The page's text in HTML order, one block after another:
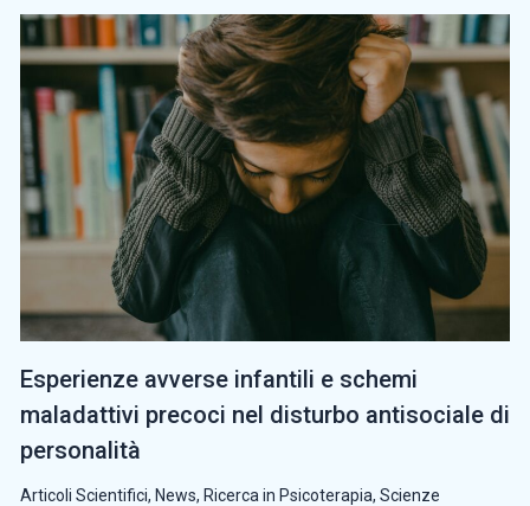
Esperienze avverse infantili e schemi
maladattivi precoci nel disturbo antisociale di
personalità
Articoli Scientifici, News, Ricerca in Psicoterapia, Scienze